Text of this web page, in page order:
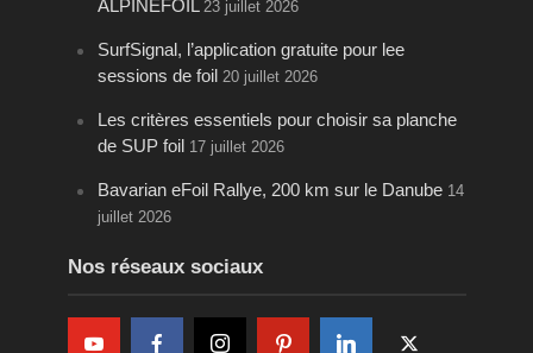
ALPINEFOIL 23 juillet 2026
SurfSignal, l’application gratuite pour lee
sessions de foil 20 juillet 2026
Les critères essentiels pour choisir sa planche
de SUP foil 17 juillet 2026
Bavarian eFoil Rallye, 200 km sur le Danube 14
juillet 2026
Nos réseaux sociaux